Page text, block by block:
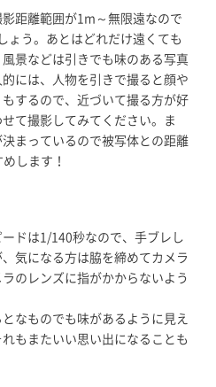
距離範囲が1m～無限遠なので
ょう。あとはどれだけ遠くても
景などは引きでも味のある写真
には、人物を引きで撮ると顔や
するので、近づいて撮る方が好
て撮影してみてください。ま
まっているので被写体との距離
します！
ドは1/140秒なので、手ブレし
気になる方は脇を締めてカメラ
のレンズに指がかからないよう
なものでも味があるように見え
もまたいい思い出になることも